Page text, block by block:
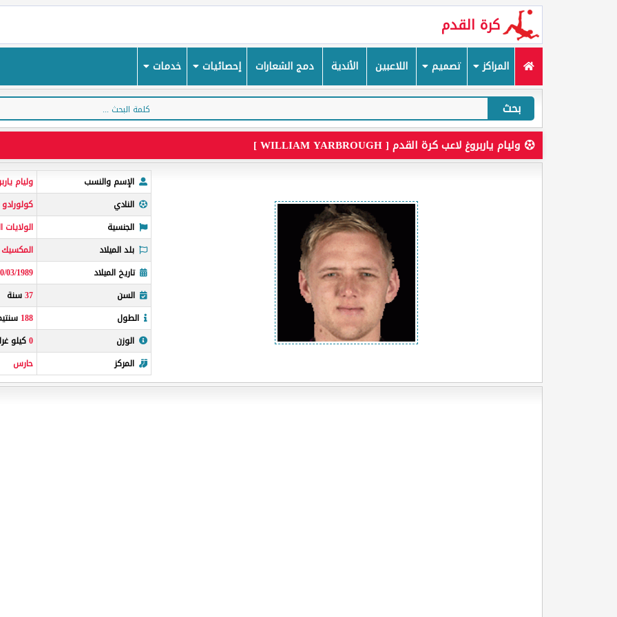
كرة القدم
المراكز تصميم اللاعبين الأندية دمج الشعارات إحصائيات خدمات
بحث
وليام ياربروغ لاعب كرة القدم [ WILLIAM YARBROUGH ]
الإسم والنسب
وليام
النادي
كولورادو
الجنسية
الولايات
بلد الميلاد
المكسيك
تاريخ الميلاد
03/1989
السن
37سنة
الطول
188
الوزن
0كيلو
المركز
حارس